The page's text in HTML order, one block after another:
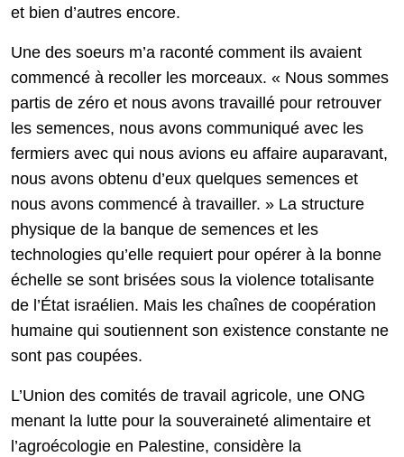
et bien d’autres encore.
Une des soeurs m’a raconté comment ils avaient
commencé à recoller les morceaux. « Nous sommes
partis de zéro et nous avons travaillé pour retrouver
les semences, nous avons communiqué avec les
fermiers avec qui nous avions eu affaire auparavant,
nous avons obtenu d’eux quelques semences et
nous avons commencé à travailler. » La structure
physique de la banque de semences et les
technologies qu’elle requiert pour opérer à la bonne
échelle se sont brisées sous la violence totalisante
de l’État israélien. Mais les chaînes de coopération
humaine qui soutiennent son existence constante ne
sont pas coupées.
L’Union des comités de travail agricole, une ONG
menant la lutte pour la souveraineté alimentaire et
l’agroécologie en Palestine, considère la